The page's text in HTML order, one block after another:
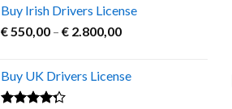
may
be
the
product
Buy Irish Drivers License
€550,00 – € 2.800,00Price
through
Buy UK Drivers License